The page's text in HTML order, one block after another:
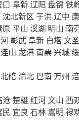
口 阜新辽阳 盘锦 铁
沈北新区 于洪辽中
原 平山 溪湖 明山 南
彰武阜新 白塔文圣
连山 龙港 南票兴城
北碚渝北 巴南 万州
沧 楚雄 红河文山 西
民 宜良 石林嵩明 禄